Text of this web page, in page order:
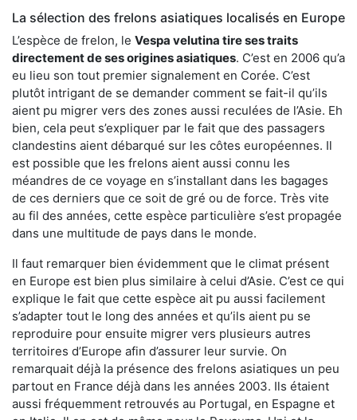
La sélection des frelons asiatiques localisés en Europe
L’espèce de frelon, le Vespa velutina tire ses traits
directement de ses origines asiatiques. C’est en 2006 qu’a
eu lieu son tout premier signalement en Corée. C’est
plutôt intrigant de se demander comment se fait-il qu’ils
aient pu migrer vers des zones aussi reculées de l’Asie. Eh
bien, cela peut s’expliquer par le fait que des passagers
clandestins aient débarqué sur les côtes européennes. Il
est possible que les frelons aient aussi connu les
méandres de ce voyage en s’installant dans les bagages
de ces derniers que ce soit de gré ou de force. Très vite
au fil des années, cette espèce particulière s’est propagée
dans une multitude de pays dans le monde.
Il faut remarquer bien évidemment que le climat présent
en Europe est bien plus similaire à celui d’Asie. C’est ce qui
explique le fait que cette espèce ait pu aussi facilement
s’adapter tout le long des années et qu’ils aient pu se
reproduire pour ensuite migrer vers plusieurs autres
territoires d’Europe afin d’assurer leur survie. On
remarquait déjà la présence des frelons asiatiques un peu
partout en France déjà dans les années 2003. Ils étaient
aussi fréquemment retrouvés au Portugal, en Espagne et